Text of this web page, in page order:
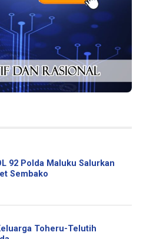
92 Polda Maluku Salurkan
Sembako
Toheru-Telutih